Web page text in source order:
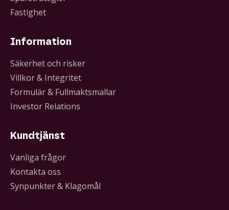
Fastighet
Information
Säkerhet och risker
Villkor & Integritet
Formulär & Fullmaktsmallar
Investor Relations
Kundtjänst
Vanliga frågor
Kontakta oss
Synpunkter & Klagomål